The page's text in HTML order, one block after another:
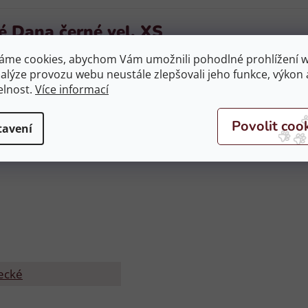
cookies, abychom Vám umožnili pohodlné prohlížení
provozu webu neustále zlepšovali jeho funkce, výkon
Více informací
Dana černé vel. XS
příjemné na pokožku a mají protiskluzovou